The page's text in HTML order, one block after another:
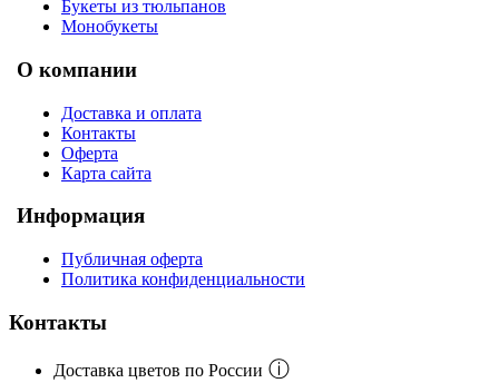
Букеты из тюльпанов
Монобукеты
О компании
Доставка и оплата
Контакты
Оферта
Карта сайта
Информация
Публичная оферта
Политика конфиденциальности
Контакты
Доставка цветов по России ⓘ